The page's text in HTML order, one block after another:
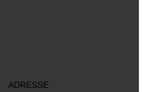
ADRESSE